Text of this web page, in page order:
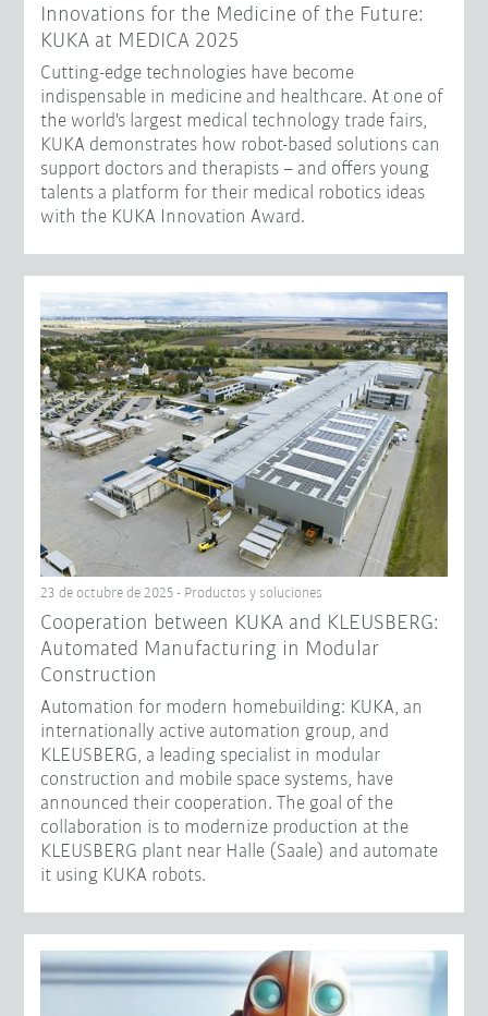
Innovations for the Medicine of the Future:
KUKA at MEDICA 2025
Cutting-edge technologies have become
indispensable in medicine and healthcare. At one of
the world's largest medical technology trade fairs,
KUKA demonstrates how robot-based solutions can
support doctors and therapists – and offers young
talents a platform for their medical robotics ideas
with the KUKA Innovation Award.
23 de octubre de 2025 - Productos y soluciones
Cooperation between KUKA and KLEUSBERG:
Automated Manufacturing in Modular
Construction
Automation for modern homebuilding: KUKA, an
internationally active automation group, and
KLEUSBERG, a leading specialist in modular
construction and mobile space systems, have
announced their cooperation. The goal of the
collaboration is to modernize production at the
KLEUSBERG plant near Halle (Saale) and automate
it using KUKA robots.